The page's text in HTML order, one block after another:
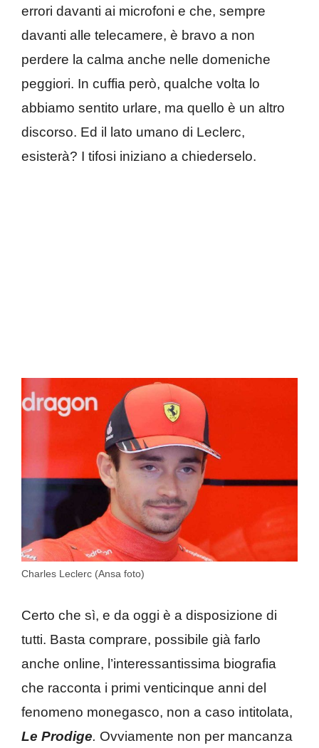
errori davanti ai microfoni e che, sempre
davanti alle telecamere, è bravo a non
perdere la calma anche nelle domeniche
peggiori. In cuffia però, qualche volta lo
abbiamo sentito urlare, ma quello è un altro
discorso. Ed il lato umano di Leclerc,
esisterà? I tifosi iniziano a chiederselo.
Charles Leclerc (Ansa foto)
Certo che sì, e da oggi è a disposizione di
tutti. Basta comprare, possibile già farlo
anche online, l’interessantissima biografia
che racconta i primi venticinque anni del
fenomeno monegasco, non a caso intitolata,
Le Prodige. Ovviamente non per mancanza